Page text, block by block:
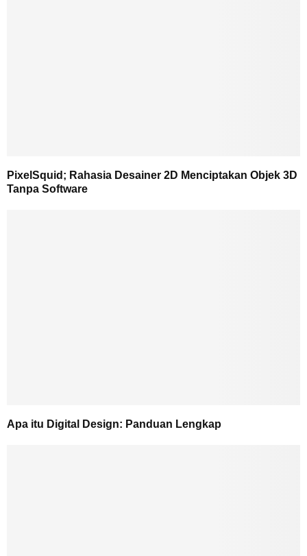
PixelSquid; Rahasia Desainer 2D Menciptakan Objek 3D
Tanpa Software
Apa itu Digital Design: Panduan Lengkap